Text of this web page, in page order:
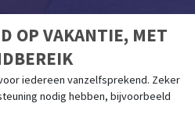
OP VAKANTIE, MET
iedereen vanzelfsprekend. Zeker
nodig hebben, bijvoorbeeld